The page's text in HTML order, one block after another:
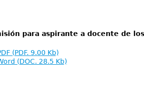
para aspirante a docente de
(PDF. 9.00 Kb)
(DOC. 28.5 Kb)